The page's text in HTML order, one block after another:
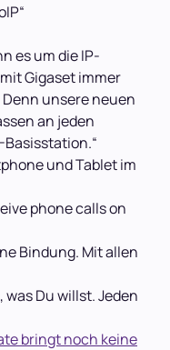
es um die IP-
Gigaset immer
unsere neuen
an jeden
und Tablet im
phone calls on
Bindung. Mit allen
was Du willst. Jeden
bringt noch keine